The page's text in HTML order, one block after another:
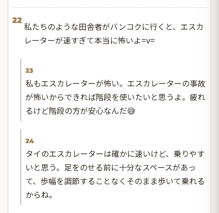
22
私たちのような田舎者がバンコクに行くと、エスカ
レーターが速すぎて本当に怖いよ=v=
23
私もエスカレーターが怖い。エスカレーターの事故
が怖いからできれば階段を使いたいと思うよ。疲れ
るけど階段の方が安心なんだ😅
24
タイのエスカレーターは確かに速いけど、乗りやす
いと思う。足をのせる前に十分なスペースがあっ
て、歩幅を調節することなくそのまま歩いて乗れる
からね。